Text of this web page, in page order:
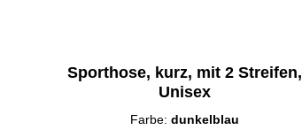
Sporthose, kurz, mit 2 Streifen,
Unisex
Farbe: dunkelblau